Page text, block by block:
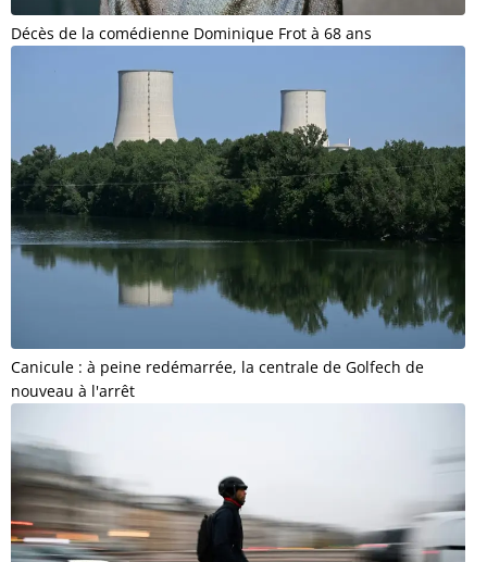
Décès de la comédienne Dominique Frot à 68 ans
Canicule : à peine redémarrée, la centrale de Golfech de
nouveau à l'arrêt